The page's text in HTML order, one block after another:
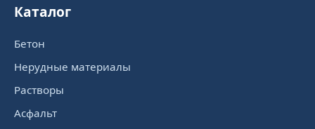
Каталог
Бетон
Нерудные материалы
Растворы
Асфальт